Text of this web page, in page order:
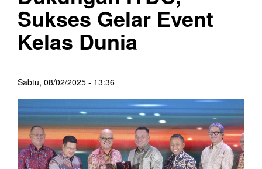
Sukses Gelar Event
Kelas Dunia
Sabtu, 08/02/2025 - 13:36